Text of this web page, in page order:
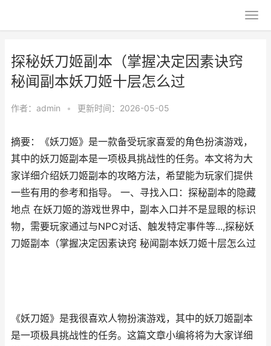
探秘妖刀姬副本（掌握决定因素诀窍
秘闻副本妖刀姬十层怎么过
作者： admin • 更新时间：2026-05-05
摘要：《妖刀姬》是一款备受玩家喜爱的角色扮演游戏，
其中的妖刀姬副本是一项极具挑战性的任务。本文将为大
家详细介绍妖刀姬副本的攻略方法，希望能为玩家们提供
一些有用的参考和指导。 一、寻找入口：探秘副本的隐藏
地点 在妖刀姬的游戏世界中，副本入口并不是显眼的标识
物，需要玩家通过与NPC对话、触发特定事件等...,探秘妖
刀姬副本（掌握决定因素诀窍 秘闻副本妖刀姬十层怎么过
《妖刀姬》是我很喜欢人物扮演游戏，其中的妖刀姬副本
是一项极具挑战性的任务。这篇文章小编将将为大家详细